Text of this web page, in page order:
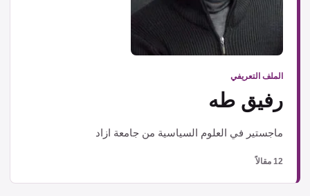
الملف التعريفي
رفيق طه
ماجستير في العلوم السياسية من جامعة ازاد
12 مقالاً